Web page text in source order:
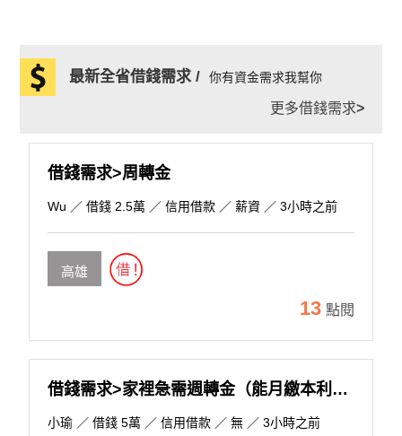
最新全省借錢需求 / 你有資金需求我幫你
更多借錢需求>
借錢需求>周轉金
Wu ／ 借錢 2.5萬 ／ 信用借款 ／ 薪資 ／ 3小時之前
高雄
13 點閱
借錢需求>家裡急需週轉金（能月繳本利攤）
小瑜 ／ 借錢 5萬 ／ 信用借款 ／ 無 ／ 3小時之前